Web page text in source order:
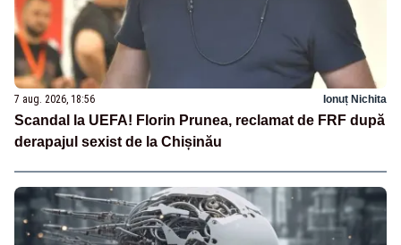
7 aug. 2026, 18:56 Ionuț Nichita
Scandal la UEFA! Florin Prunea, reclamat de FRF după
derapajul sexist de la Chișinău